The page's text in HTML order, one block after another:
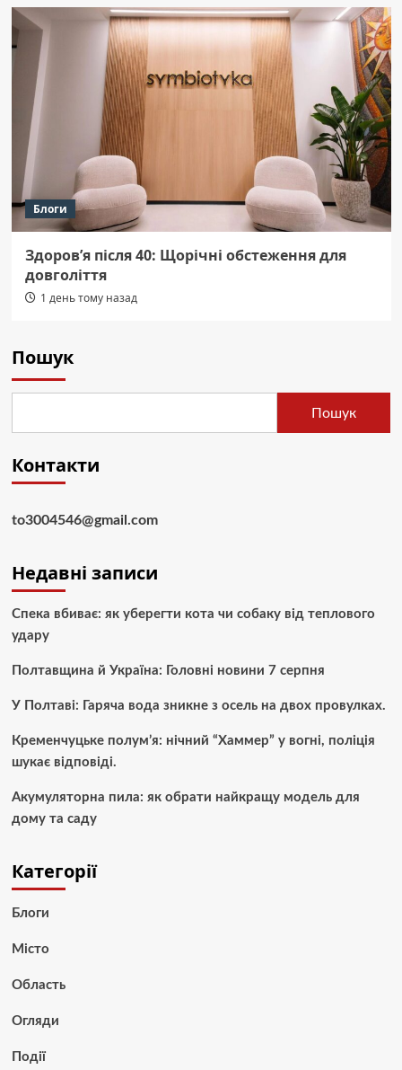
Блоги
Здоров’я після 40: Щорічні обстеження для
довголіття
1 день тому назад
Пошук
Пошук
Контакти
to3004546@gmail.com
Недавні записи
Спека вбиває: як уберегти кота чи собаку від теплового
удару
Полтавщина й Україна: Головні новини 7 серпня
У Полтаві: Гаряча вода зникне з осель на двох провулках.
Кременчуцьке полум’я: нічний “Хаммер” у вогні, поліція
шукає відповіді.
Акумуляторна пила: як обрати найкращу модель для
дому та саду
Категорії
Блоги
Місто
Область
Огляди
Події